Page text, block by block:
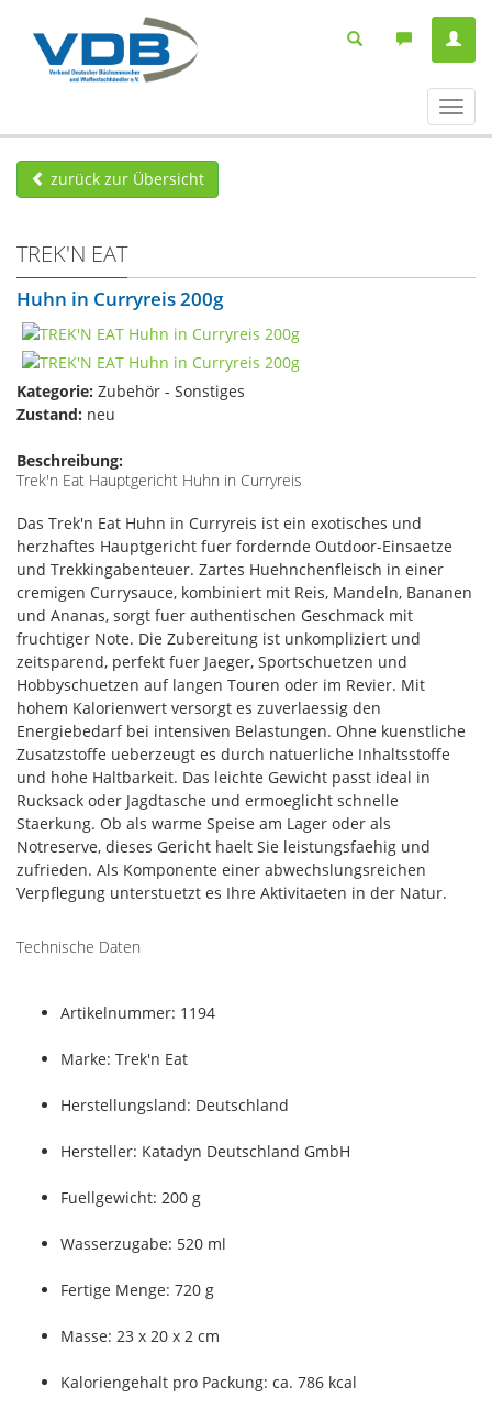
ein-/
zurück zur Übersicht
TREK'N EAT
Huhn in Curryreis 200g
Kategorie: Zubehör - Sonstiges
Zustand: neu
Beschreibung:
Trek'n Eat Hauptgericht Huhn in Curryreis
Das Trek'n Eat Huhn in Curryreis ist ein exotisches und
herzhaftes Hauptgericht fuer fordernde Outdoor-Einsaetze
und Trekkingabenteuer. Zartes Huehnchenfleisch in einer
cremigen Currysauce, kombiniert mit Reis, Mandeln, Bananen
und Ananas, sorgt fuer authentischen Geschmack mit
fruchtiger Note. Die Zubereitung ist unkompliziert und
zeitsparend, perfekt fuer Jaeger, Sportschuetzen und
Hobbyschuetzen auf langen Touren oder im Revier. Mit
hohem Kalorienwert versorgt es zuverlaessig den
Energiebedarf bei intensiven Belastungen. Ohne kuenstliche
Zusatzstoffe ueberzeugt es durch natuerliche Inhaltsstoffe
und hohe Haltbarkeit. Das leichte Gewicht passt ideal in
Rucksack oder Jagdtasche und ermoeglicht schnelle
Staerkung. Ob als warme Speise am Lager oder als
Notreserve, dieses Gericht haelt Sie leistungsfaehig und
zufrieden. Als Komponente einer abwechslungsreichen
Verpflegung unterstuetzt es Ihre Aktivitaeten in der Natur.
Technische Daten
Artikelnummer: 1194
Marke: Trek'n Eat
Herstellungsland: Deutschland
Hersteller: Katadyn Deutschland GmbH
Fuellgewicht: 200 g
Wasserzugabe: 520 ml
Fertige Menge: 720 g
Masse: 23 x 20 x 2 cm
Kaloriengehalt pro Packung: ca. 786 kcal